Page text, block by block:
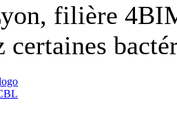
filière
certaines